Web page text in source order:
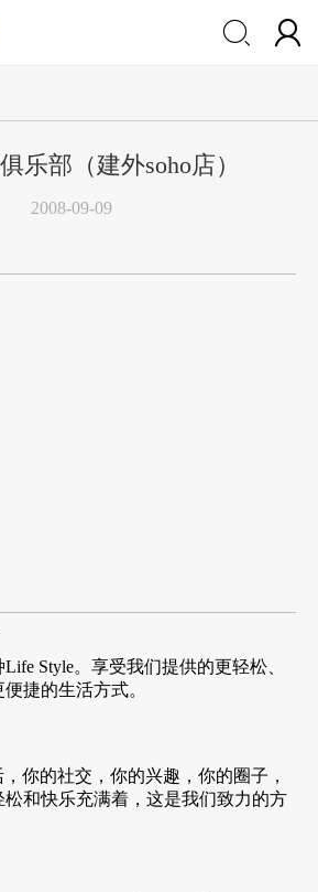
 
乐部（建外soho店）
2008-09-09
Style。享受我们提供的更轻松、
捷的生活方式。
你的社交，你的兴趣，你的圈子，
和快乐充满着，这是我们致力的方